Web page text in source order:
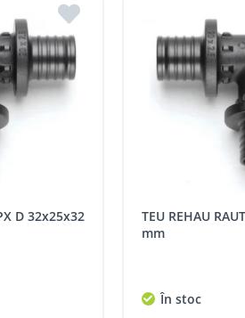
TEU REHAU RAUTITAN PX D.20x25x20
mm
În stoc